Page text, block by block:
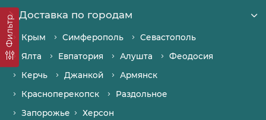
Фильтр Доставка по городам
Крым Симферополь
Севастополь
Ялта
Евпатория Алушта
Феодосия
Керчь
Джанкой
Армянск
Красноперекопск
Раздольное
Запорожье
Херсон